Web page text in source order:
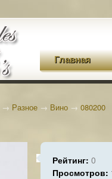
Главная
→ Разное → Вино → 080200
Рейтинг: 0
Просмотров: